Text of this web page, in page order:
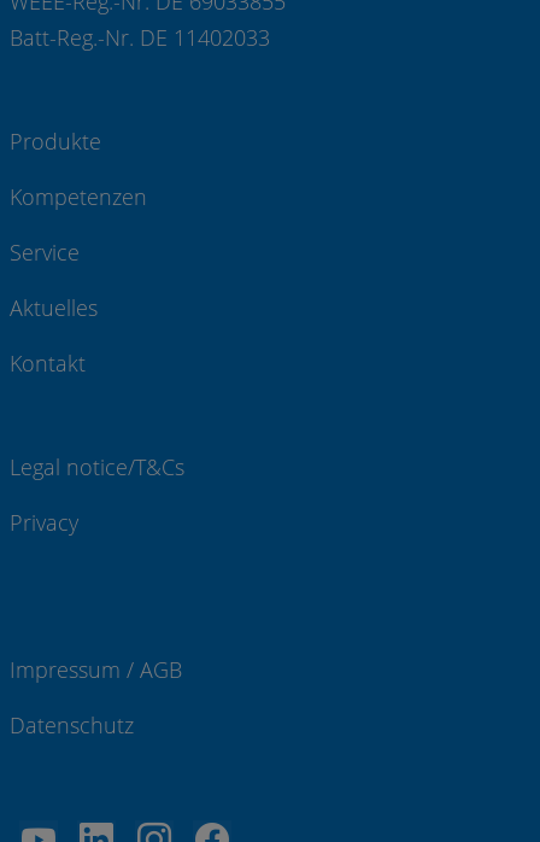
Batt-Reg.-Nr. DE 11402033
Produkte
Kompetenzen
Service
Aktuelles
Kontakt
Legal notice/T&Cs
Privacy
Impressum / AGB
Datenschutz